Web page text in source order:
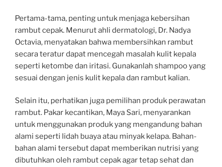
Pertama-tama, penting untuk menjaga kebersihan
rambut cepak. Menurut ahli dermatologi, Dr. Nadya
Octavia, menyatakan bahwa membersihkan rambut
secara teratur dapat mencegah masalah kulit kepala
seperti ketombe dan iritasi. Gunakanlah shampoo yang
sesuai dengan jenis kulit kepala dan rambut kalian.
Selain itu, perhatikan juga pemilihan produk perawatan
rambut. Pakar kecantikan, Maya Sari, menyarankan
untuk menggunakan produk yang mengandung bahan
alami seperti lidah buaya atau minyak kelapa. Bahan-
bahan alami tersebut dapat memberikan nutrisi yang
dibutuhkan oleh rambut cepak agar tetap sehat dan